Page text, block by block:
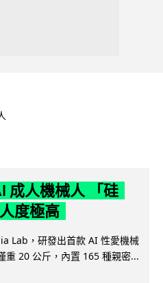
成人機械人 「硅
度極高
Lab，研發出首款 AI 性愛機械
重 20 公斤，內置 165 種親密...